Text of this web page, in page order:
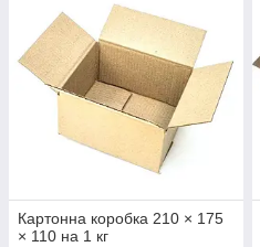
Картонна коробка 210 × 175
× 110 на 1 кг